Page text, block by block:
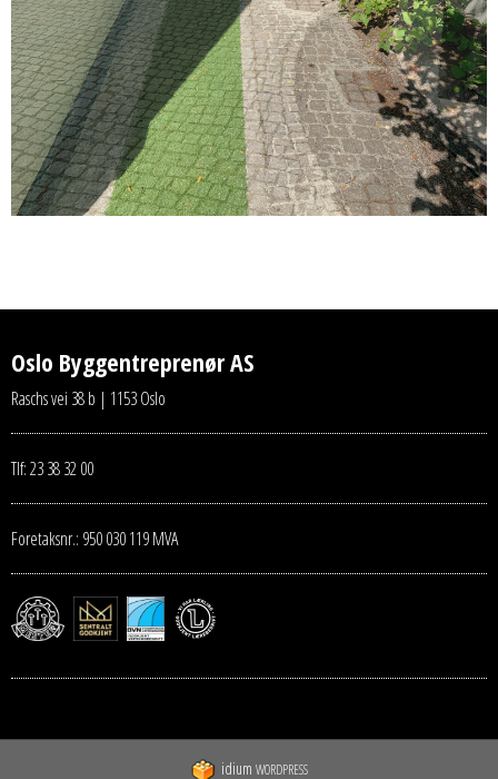
Oslo Byggentreprenør AS
Raschs vei 38 b | 1153 Oslo
Tlf: 23 38 32 00
Foretaksnr.: 950 030 119 MVA
idium WORDPRESS